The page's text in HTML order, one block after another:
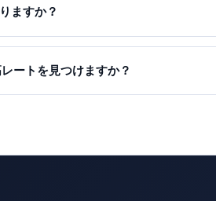
ますか？
ートを見つけますか？